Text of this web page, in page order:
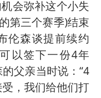
会弥补这个小失
第三个赛季)结束
伦森谈提前续约
以签下一份4年
父亲当时说：“4
，我们给他们打